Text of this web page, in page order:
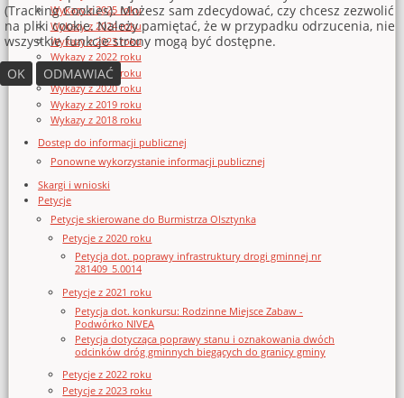
Wykazy z 2025 roku
Wykazy z 2024 roku
Wykazy z 2023 roku
Wykazy z 2022 roku
Wykazy z 2021 roku
Wykazy z 2020 roku
Wykazy z 2019 roku
Wykazy z 2018 roku
Dostęp do informacji publicznej
Ponowne wykorzystanie informacji publicznej
Skargi i wnioski
Petycje
Petycje skierowane do Burmistrza Olsztynka
Petycje z 2020 roku
Petycja dot. poprawy infrastruktury drogi gminnej nr
281409_5.0014
Petycje z 2021 roku
Petycja dot. konkursu: Rodzinne Miejsce Zabaw -
Podwórko NIVEA
Petycja dotycząca poprawy stanu i oznakowania dwóch
odcinków dróg gminnych biegących do granicy gminy
Petycje z 2022 roku
Petycje z 2023 roku
(Tracking Cookies). Możesz sam zdecydować, czy chcesz zezwolić
na pliki cookie. Należy pamiętać, że w przypadku odrzucenia, nie
wszystkie funkcje strony mogą być dostępne.
OK
ODMAWIAĆ